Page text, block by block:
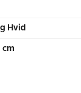
Hvid
cm